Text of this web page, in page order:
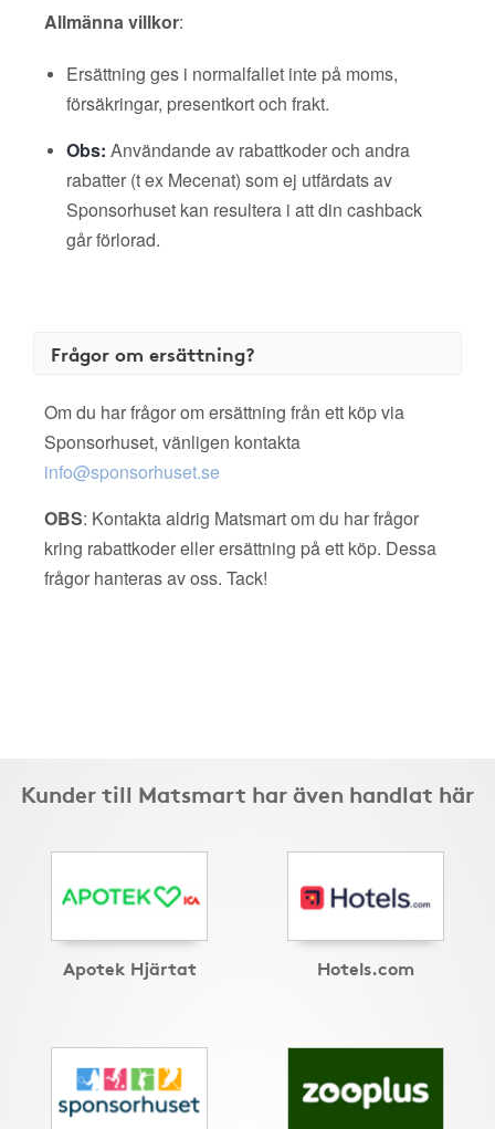
Allmänna villkor:
Ersättning ges i normalfallet inte på moms,
försäkringar, presentkort och frakt.
Obs: Användande av rabattkoder och andra
rabatter (t ex Mecenat) som ej utfärdats av
Sponsorhuset kan resultera i att din cashback
går förlorad.
Frågor om ersättning?
Om du har frågor om ersättning från ett köp via
Sponsorhuset, vänligen kontakta
info@sponsorhuset.se
OBS: Kontakta aldrig Matsmart om du har frågor
kring rabattkoder eller ersättning på ett köp. Dessa
frågor hanteras av oss. Tack!
Kunder till Matsmart har även handlat här
Apotek Hjärtat Hotels.com